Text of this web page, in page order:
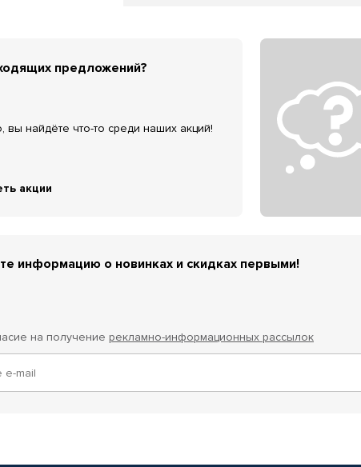
предложений?
вы найдёте что-то среди наших акций!
акции
информацию о новинках и скидках первыми!
на получение рекламно-информационных рассылок